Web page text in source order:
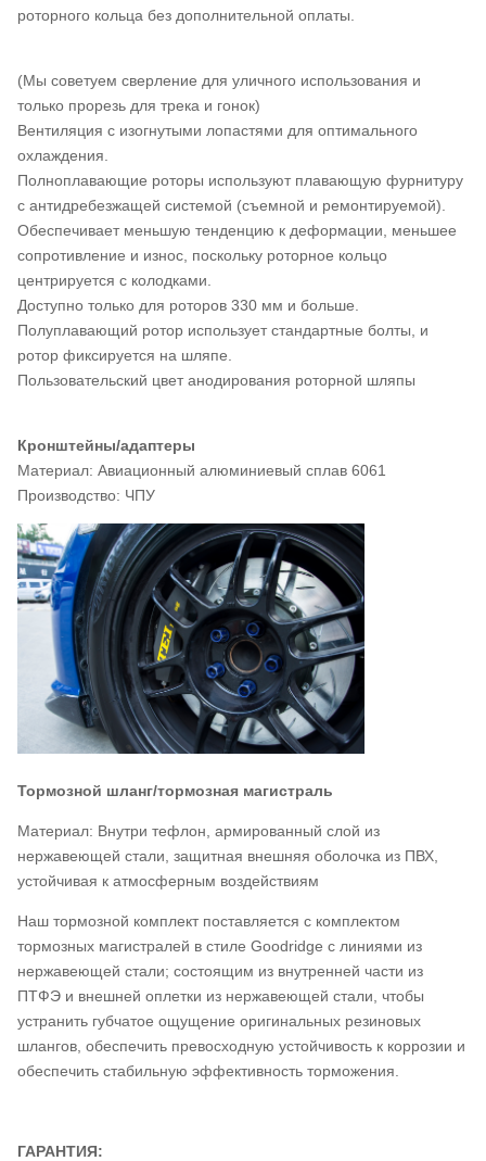
роторного кольца без дополнительной оплаты.
(Мы советуем сверление для уличного использования и
только прорезь для трека и гонок)
Вентиляция с изогнутыми лопастями для оптимального
охлаждения.
Полноплавающие роторы используют плавающую фурнитуру
с антидребезжащей системой (съемной и ремонтируемой).
Обеспечивает меньшую тенденцию к деформации, меньшее
сопротивление и износ, поскольку роторное кольцо
центрируется с колодками.
Доступно только для роторов 330 мм и больше.
Полуплавающий ротор использует стандартные болты, и
ротор фиксируется на шляпе.
Пользовательский цвет анодирования роторной шляпы
Кронштейны/адаптеры
Материал: Авиационный алюминиевый сплав 6061
Производство: ЧПУ
Тормозной шланг/тормозная магистраль
Материал: Внутри тефлон, армированный слой из
нержавеющей стали, защитная внешняя оболочка из ПВХ,
устойчивая к атмосферным воздействиям
Наш тормозной комплект поставляется с комплектом
тормозных магистралей в стиле Goodridge с линиями из
нержавеющей стали; состоящим из внутренней части из
ПТФЭ и внешней оплетки из нержавеющей стали, чтобы
устранить губчатое ощущение оригинальных резиновых
шлангов, обеспечить превосходную устойчивость к коррозии и
обеспечить стабильную эффективность торможения.
ГАРАНТИЯ: